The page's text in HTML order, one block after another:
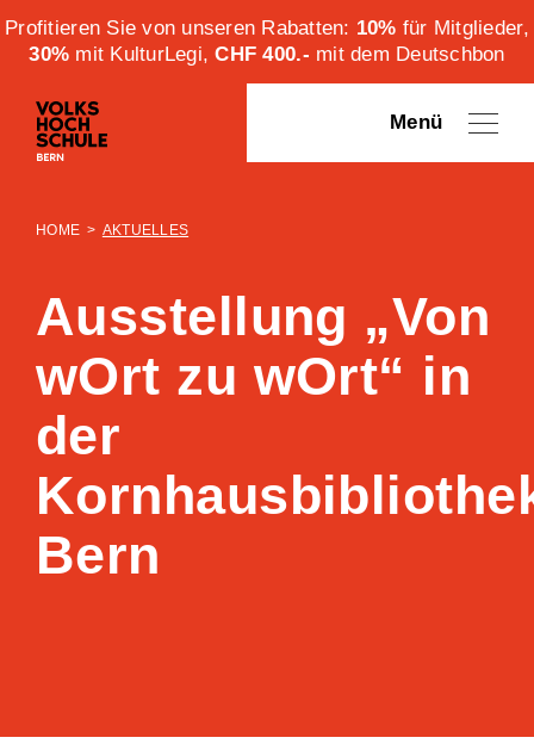
Profitieren Sie von unseren Rabatten: 10% für Mitglieder,
30% mit KulturLegi,CHF 400.- mit dem Deutschbon
Menü
HOME > AKTUELLES
Ausstellung „Von
wOrt zu wOrt“ in
der
Bern